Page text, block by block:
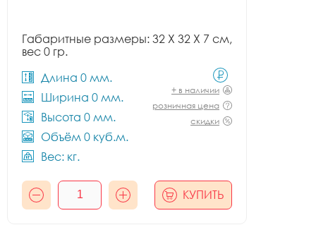
Габаритные размеры: 32 X 32 X 7 см,
вес 0 гр.
Длина 0 мм.
Ширина 0 мм.
Высота 0 мм.
Объём 0 куб.м.
Вес: кг.
+ в наличии
розничная цена
скидки
КУПИТЬ